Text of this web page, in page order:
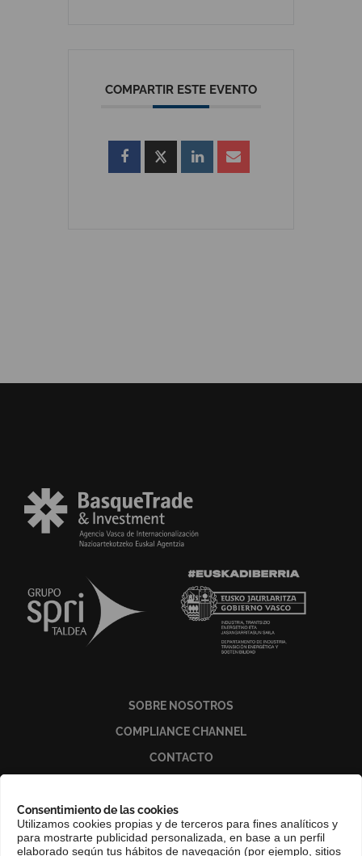
Consentimiento de las cookies
Utilizamos cookies propias y de terceros para fines analíticos y
para mostrarte publicidad personalizada, en base a un perfil
elaborado según tus hábitos de navegación (por ejemplo, sitios
COMPARTIR ESTE EVENTO
SOBRE NOSOTROS
COMPLIANCE CHANNEL
CONTACTO
PERFIL DEL CONTRATANTE
PORTAL DE TRANSPARENCIA